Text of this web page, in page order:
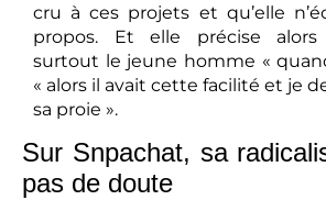
cru à ces projets et qu’elle
propos. Et elle précise alors
surtout le jeune homme «
« alors il avait cette facilité et je
sa proie ».
Sur Snpachat, sa
pas de doute